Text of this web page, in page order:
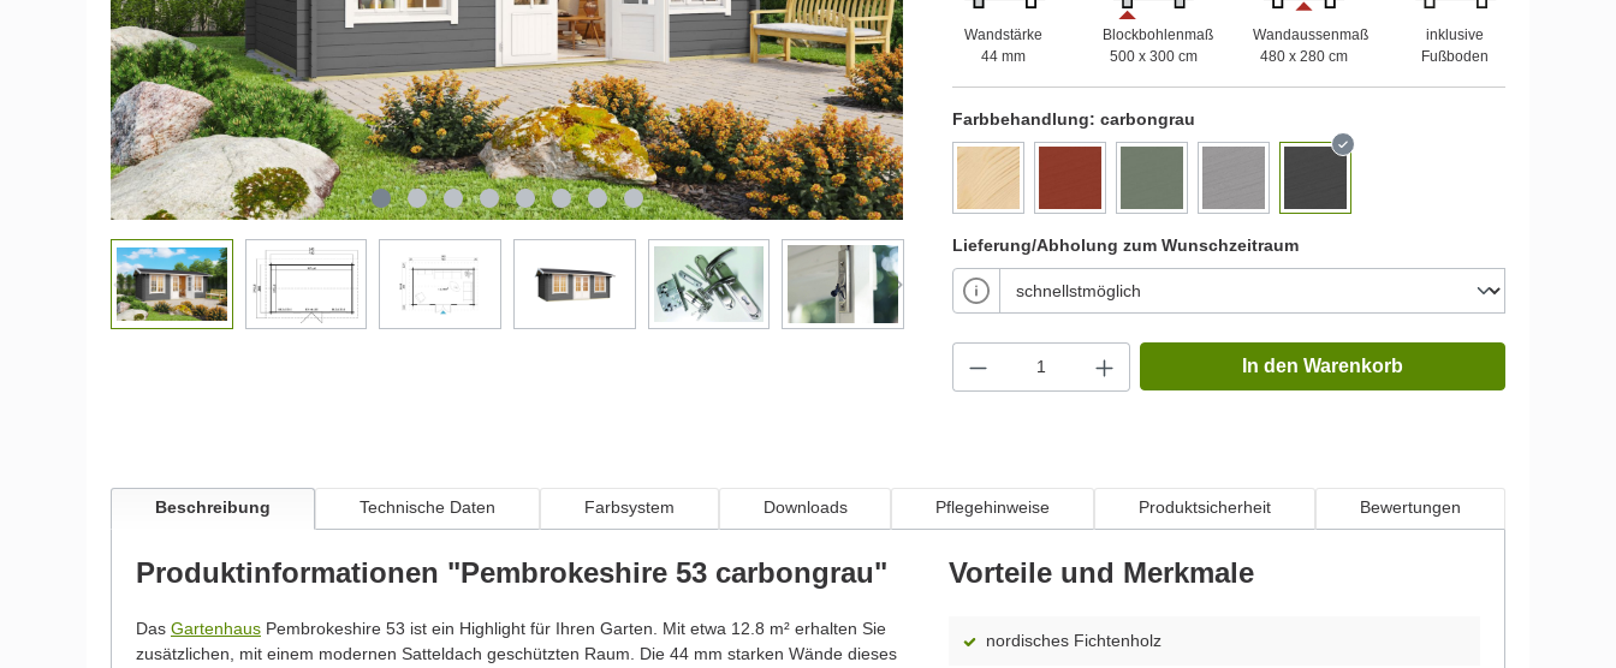
Wandstärke
44 mm
Blockbohlenmaß
500 x 300 cm
Wandaussenmaß
480 x 280 cm
inklusive
Fußboden
Farbbehandlung: carbongrau
Lieferung/Abholung zum Wunschzeitraum
In den Warenkorb
Beschreibung Technische Daten Farbsystem Downloads Pflegehinweise Produktsicherheit Bewertungen
Produktinformationen "Pembrokeshire 53 carbongrau"
Das Gartenhaus Pembrokeshire 53 ist ein Highlight für Ihren Garten. Mit etwa 12.8 m² erhalten Sie
zusätzlichen, mit einem modernen Satteldach geschützten Raum. Die 44 mm starken Wände dieses
Vorteile und Merkmale
nordisches Fichtenholz